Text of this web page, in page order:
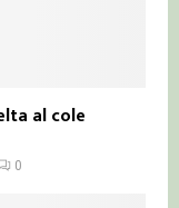
al cole
0